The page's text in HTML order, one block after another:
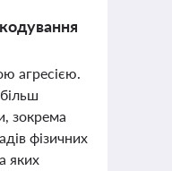
агресією.
зокрема
фізичних
яких